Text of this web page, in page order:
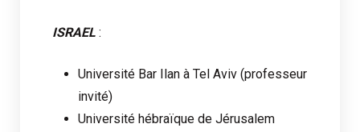
ISRAEL:
Université Bar Ilan à Tel Aviv (professeur
invité)
Université hébraïque de Jérusalem